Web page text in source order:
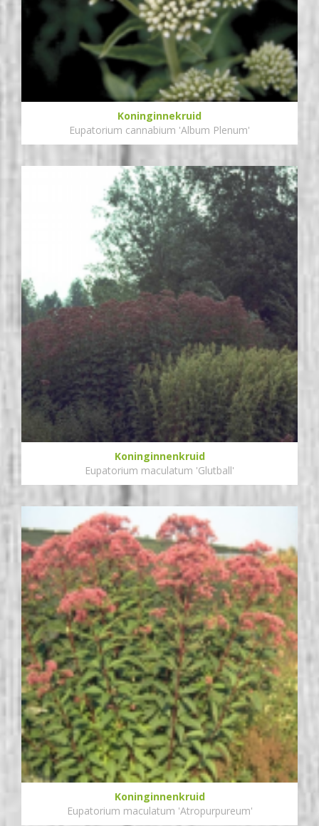
Koninginnekruid
Eupatorium cannabium 'Album Plenum'
Koninginnenkruid
Eupatorium maculatum 'Glutball'
Koninginnenkruid
Eupatorium maculatum 'Atropurpureum'